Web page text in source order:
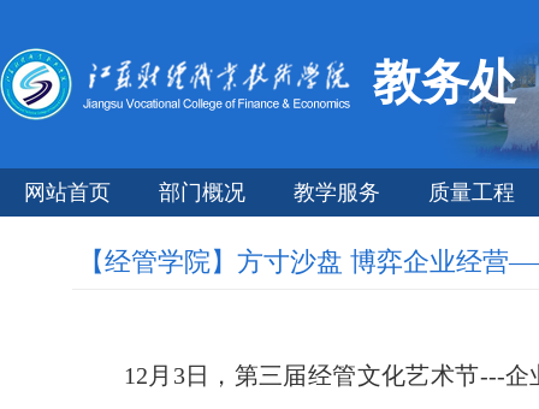
教务处
网站首页 部门概况 教学服务 质量工程
【经管学院】方寸沙盘 博弈企业经
12月3日，第三届经管文化艺术节---企